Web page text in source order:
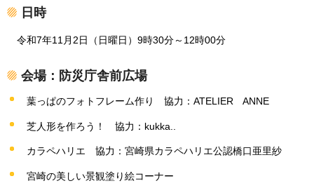
日時
令和7年11月2日（日曜日）9時30分～12時00分
会場：防災庁舎前広場
葉っぱのフォトフレーム作り 協力 ：ATELIER ANNE
芝人形を作ろう！ 協力：kukka..
カラペハリエ 協力：宮崎県カラペハリエ公認橋口亜里紗
宮崎の美しい景観塗り絵コーナー